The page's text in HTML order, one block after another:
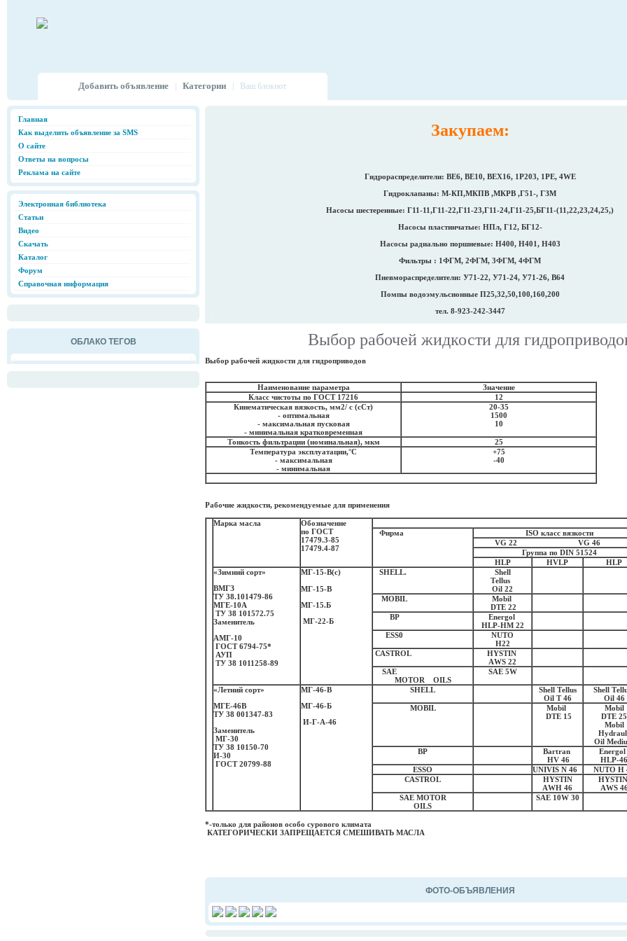
Добавить объявление |Категории Ваш блокнот
Главная
Как выделить объявление за SMS
О сайте
Ответы на вопросы
Реклама на сайте
Электронная библиотека
Статьи
Видео
Скачать
Каталог
Форум
Справочная информация
ОБЛАКО ТЕГОВ
Закупаем:
Гидрораспределители: ВЕ6, ВЕ10, ВЕХ16, 1Р203, 1РЕ, 4WE
Гидроклапаны: М-КП,МКПВ ,МКРВ ,Г51-, ГЗМ
Насосы шестеренные: Г11-11,Г11-22,Г11-23,Г11-24,Г11-25,БГ11-(11,22,23,24,25,)
Насосы пластинчатые: НПл, Г12, БГ12-
Насосы радиально поршневые: Н400, Н401, Н403
Фильтры : 1ФГМ, 2ФГМ, 3ФГМ, 4ФГМ
Пневмораспределители: У71-22, У71-24, У71-26, В64
Помпы водоэмульсионные П25,32,50,100,160,200
тел. 8-923-242-3447
Выбор рабочей жидкости для
Выбор рабочей жидкости для гидроприводов
Наименование параметра
Значение
Класс чистоты по ГОСТ 17216
12
Кинематическая вязкость, мм2/ с (сСт)
- оптимальная
- максимальная пусковая
- минимальная кратковременная
20-35
1500
10
Тонкость фильтрации (номинальная), мкм
25
Температура эксплуатации,°С
- максимальная
- минимальная
+75
-40
Рабочие жидкости, рекомендуемые для применения
Марка масла
Обозначение
по ГОСТ
17479.3-85
17479.4-87
Фирма ISO класс вязкости
VG 22 VG 46
Группа по DIN51524
НLР НVLР НLР
«Зимний сорт»
ВМГЗ
ТУ 38.101479-86
МГЕ-10А
ТУ 38 101572.75
Заменитель
АМГ-10
ГОСТ 6794-75*
АУП
ТУ 38 1011258-89
МГ-15-В(с)
МГ-15-В
МГ-15.Б
МГ-22-Б
SНЕLL.
Shell
Теllus
Oil 22
МОВIL Моbil
DТЕ 22
ВР
Еnегgоl
НLР-НМ 22
ЕSS0
NUTO
Н22
САSТROL НYSТIN
АWS 22
SАЕ
МОТОR OILS
SАЕ 5W
«Летний сорт»
МГЕ-46В
ТУ 38 001347-83
Заменитель
МГ-30
ТУ 38 10150-70
И-30
ГОСТ 20799-88
МГ-46-В
МГ-46-Б
И-Г-А-46
SНЕLL ShеllТеllus
Оil Т 46
Shеll Те
Oil 46
МОВIL Моbil
DТЕ15
Моbil
DТЕ 25
Моbil
Нуdга
Oil Ме
ВР
Вагtran
НV 46
Еnегgоl
НLР-46
ЕSSО UNIVIS N 46 NUТО Н
САSТROL НYSТIN
АWH 46
НYSТIN
АWS
SАЕ МОТОR
OILS
SАЕ10W 30
*-только для районов особо сурового климата
КАТЕГОРИЧЕСКИ ЗАПРЕЩАЕТСЯ СМЕШИВАТЬ МАСЛА
ФОТО-ОБЪЯВЛЕНИЯ